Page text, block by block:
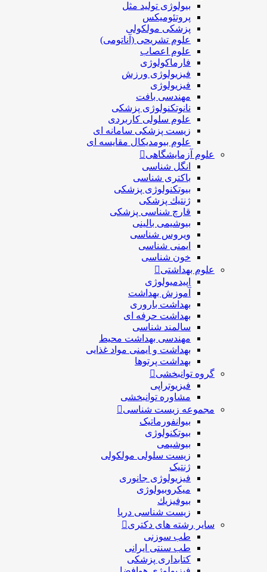
بیولوژی تولید مثل
پروتئومیکس
پزشکی مولکولی
علوم تشریحی (آناتومی)
علوم اعصاب
فارماکولوژی
فیزیولوژی ورزش
فیزیولوژی
مهندسی بافت
نانوتکنولوژی پزشکی
علوم سلولی کاربردی
زیست پزشکی سامانه ای
علوم بیومدیکال مقایسه ای
علوم آزمایشگاهی
انگل شناسی
باکتری شناسی
بیوتکنولوژی پزشکی
ژنتيك پزشکی
قارچ شناسی پزشكی
بیوشیمی بالینی
ویروس شناسی
ایمنی شناسی
خون شناسی
علوم بهداشتی
اپیدمیولوژی
آموزش بهداشت
بهداشت باروری
بهداشت حرفه ای
سالمند شناسی
مهندسی بهداشت محيط
بهداشت و ایمنی مواد غذایی
بهداشت پرتوها
گروه توانبخشی
فیزیوتراپی
مشاوره توانبخشی
مجموعه زیست شناسی
بیوانفورماتیک
بیوتکنولوژی
بیوشیمی
زیست سلولی مولکولی
ژنتیک
فیزیولوژی جانوری
میکروبیولوژی
بيوفيزيك
زیست شناسی دریا
سایر رشته های دکتری
طب سوزنی
طب سنتی ایرانی
کتابداری پزشکی